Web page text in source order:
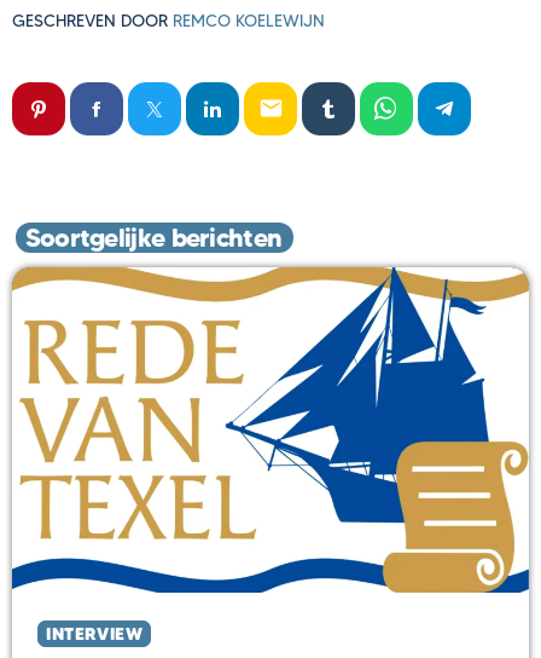
GESCHREVEN DOOR REMCO KOELEWIJN
email
Soortgelijke berichten
INTERVIEW